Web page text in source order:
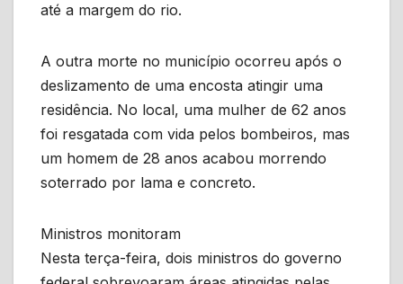
até a margem do rio.
A outra morte no município ocorreu após o
deslizamento de uma encosta atingir uma
residência. No local, uma mulher de 62 anos
foi resgatada com vida pelos bombeiros, mas
um homem de 28 anos acabou morrendo
soterrado por lama e concreto.
Ministros monitoram
Nesta terça-feira, dois ministros do governo